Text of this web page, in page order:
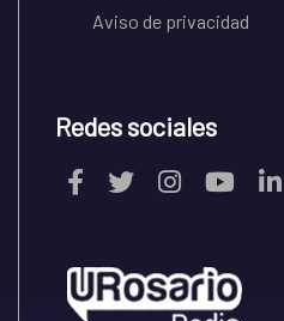
Aviso de privacidad
Redes sociales